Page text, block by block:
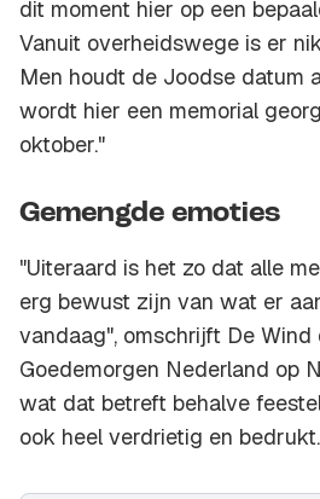
dit moment hier op een
Vanuit overheidswege is er
Men houdt de Joodse datum
wordt hier een memorial
oktober."
Gemengde emoties
"Uiteraard is het zo dat alle
erg bewust zijn van wat er
vandaag", omschrijft De
Goedemorgen Nederland op
wat dat betreft behalve
ook heel verdrietig en